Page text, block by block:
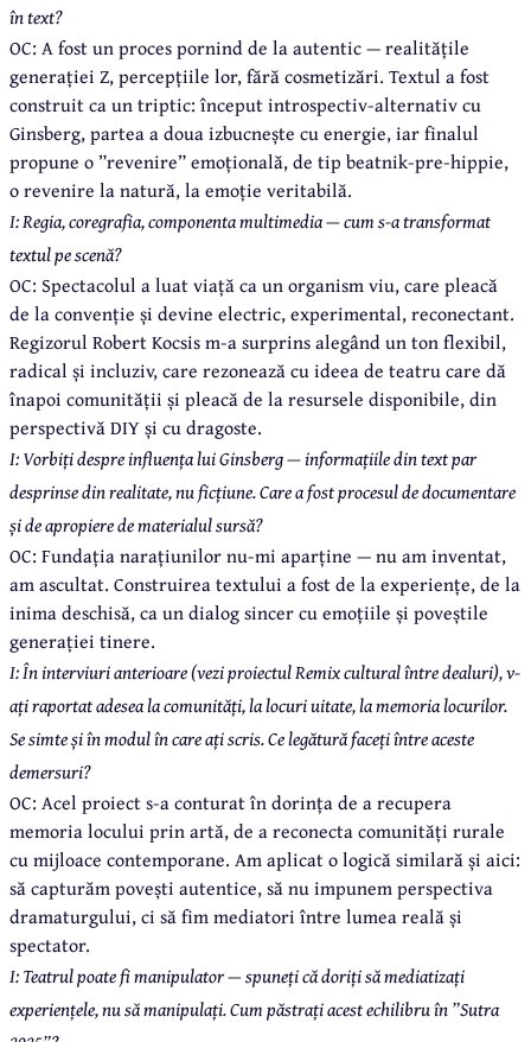
în text?
OC: A fost un proces pornind de la autentic — realitățile
generației Z, percepțiile lor, fără cosmetizări. Textul a fost
construit ca un triptic: început introspectiv-alternativ cu
Ginsberg, partea a doua izbucnește cu energie, iar finalul
propune o ”revenirе” emoțională, de tip beatnik-pre-hippie,
o revenire la natură, la emoție veritabilă.
I: Regia, coregrafia, componenta multimedia — cum s-a transformat
textul pe scenă?
OC: Spectacolul a luat viață ca un organism viu, care pleacă
de la convenție și devine electric, experimental, reconectant.
Regizorul Robert Kocsis m-a surprins alegând un ton flexibil,
radical și incluziv, care rezonează cu ideea de teatru care dă
înapoi comunității și pleacă de la resursele disponibile, din
perspectivă DIY și cu dragoste.
I: Vorbiți despre influența lui Ginsberg — informațiile din text par
desprinse din realitate, nu ficțiune. Care a fost procesul de documentare
și de apropiere de materialul sursă?
OC: Fundația narațiunilor nu-mi aparține — nu am inventat,
am ascultat. Construirea textului a fost de la experiențe, de la
inima deschisă, ca un dialog sincer cu emoțiile și poveștile
generației tinere.
I: În interviuri anterioare (vezi proiectul Remix cultural între dealuri), v-
ați raportat adesea la comunități, la locuri uitate, la memoria locurilor.
Se simte și în modul în care ați scris. Ce legătură faceți între aceste
demersuri?
OC: Acel proiect s-a conturat în dorința de a recupera
memoria locului prin artă, de a reconecta comunități rurale
cu mijloace contemporane. Am aplicat o logică similară și aici:
să capturăm povești autentice, să nu impunem perspectiva
dramaturgului, ci să fim mediatori între lumea reală și
spectator.
I: Teatrul poate fi manipulator — spuneți că doriți să mediatizați
experiențele, nu să manipulați. Cum păstrați acest echilibru în ”Sutra